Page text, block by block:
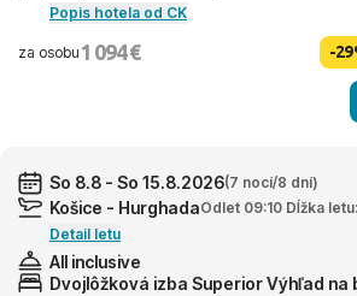
Popis hotela od CK
za osobu 1 094 € -
So 8.8 - So 15.8.2026(7 nocí/8 dní)
Košice - HurghadaOdlet 09:10 Dĺžka
Detail letu
All inclusive
Dvojlôžková izba Superior Výhľad na